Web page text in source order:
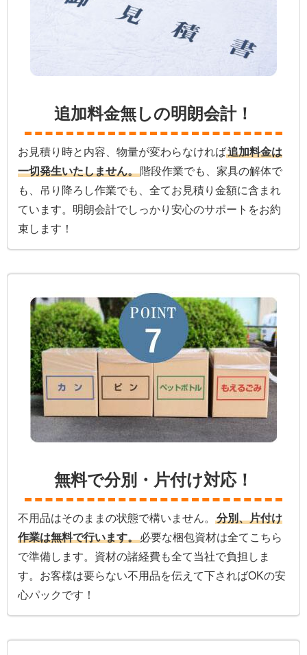
追加料金無しの明朗会計！
お見積り時と内容、物量が変わらなければ追加料金は
一切発生いたしません。階段作業でも、家具の解体で
も、吊り降ろし作業でも、全てお見積り金額に含まれ
ています。明朗会計でしっかり安心のサポートをお約
束します！
無料で分別・片付け対応！
不用品はそのままの状態で構いません。
分別、片付け
作業は無料で行います。必要な梱包資材は全てこちら
で準備します。資材の諸経費も全て当社で負担しま
す。お客様は要らない不用品を伝えて下さればOKの安
心パックです！